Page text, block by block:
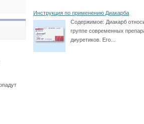
Инструкция по применению Диакарба
Содержимое: Диакарб
группе современных
диуретиков. Его...